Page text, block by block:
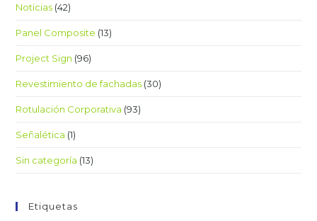
Noticias (42)
Panel Composite (13)
Project Sign (96)
Revestimiento de fachadas (30)
Rotulación Corporativa (93)
Señalética (1)
Sin categoría (13)
Etiquetas